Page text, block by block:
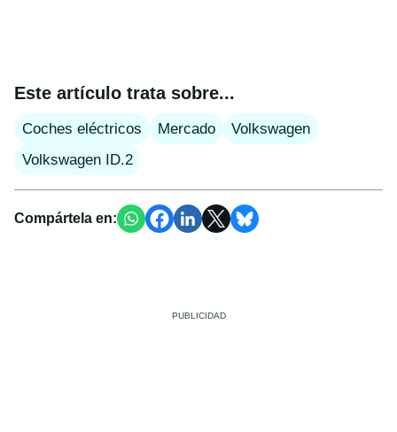
Este artículo trata sobre...
Coches eléctricos Mercado
Volkswagen
Volkswagen ID.2
Compártela en: